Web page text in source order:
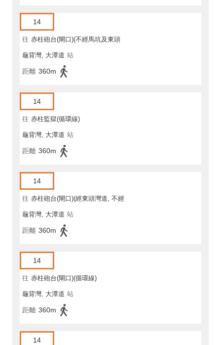
14
往 赤柱砲台(閘口)(不經馬坑及東頭
灣道)
龜背灣, 大潭道 站
距離 360m
14
往 赤柱監獄(循環線)
龜背灣, 大潭道 站
距離 360m
14
往 赤柱砲台(閘口)(經東頭灣道, 不經
馬坑)
龜背灣, 大潭道 站
距離 360m
14
往 赤柱砲台(閘口)(循環線)
龜背灣, 大潭道 站
距離 360m
14